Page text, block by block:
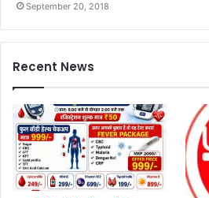
September 20, 2018
Recent News